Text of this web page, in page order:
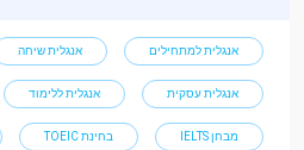
אנגלית למתחילים אנגלית שיחה
אנגלית עסקית אנגלית ללימוד
מבחן IELTS בחינת TOEIC